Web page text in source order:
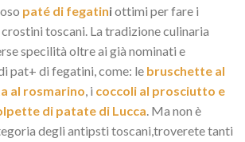
paté di fegatiniottimi per fare i
toscani. La tradizione culinaria
specilità oltre ai già nominati e
pat+ di fegatini, come: le bruschette al
al rosmarino, i coccoli al prosciutto e
di patate di Lucca. Ma non è
degli antipsti toscani,troverete tanti